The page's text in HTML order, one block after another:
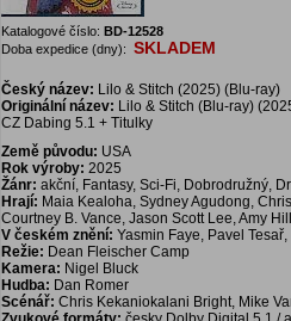
Katalogové číslo: BD-12528
Doba expedice (dny): SKLADEM
Český název: Lilo & Stitch (2025) (Blu-ray)
Originální název: Lilo & Stitch (Blu-ray)
CZ Dabing 5.1 + Titulky
Země původu: USA
Rok výroby: 2025
Žánr: akční, Fantasy, Sci-Fi, Dobrodružný,
Hrají: Maia Kealoha, Sydney Agudong,
Courtney B. Vance, Jason Scott Lee, Amy
V českém znění: Yasmin Faye, Pavel
Režie: Dean Fleischer Camp
Kamera: Nigel Bluck
Hudba: Dan Romer
Scénář: Chris Kekaniokalani Bright, Mike